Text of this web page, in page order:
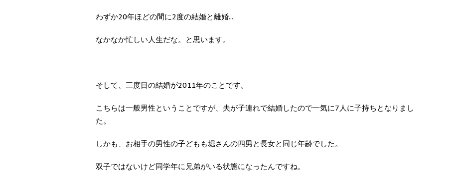
わずか20年ほどの間に2度の結婚と離婚...
なかなか忙しい人生だな。と思います。
そして、三度目の結婚が2011年のことです。
こちらは一般男性ということですが、夫が子連れで結婚したので一気に7人に子持ちとなりまし
た。
しかも、お相手の男性の子どもも堀さんの四男と長女と同じ年齢でした。
双子ではないけど同学年に兄弟がいる状態になったんですね。